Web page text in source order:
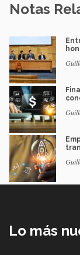
Notas
Lo más